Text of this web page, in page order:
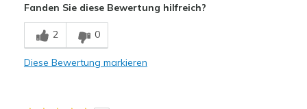
Breathe Well
Comfortable
Fanden Sie diese Bewertung hilfreich?
2 0
Diese Bewertung markieren